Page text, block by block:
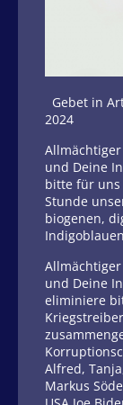
Gebet in
2024
Allmächtiger
und Deine
bitte für
Stunde
biogenen,
Allmächtiger
und Deine
eliminiere
Alfred,
Markus